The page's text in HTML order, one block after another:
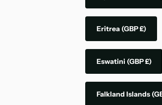
Eritrea (GBP £)
Eswatini (GBP £)
Falkland Islands